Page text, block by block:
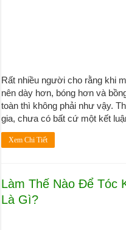
Rất nhiều người cho rằng khi
nên dày hơn, bóng hơn và
toàn thì không phải như vậy.
gia, chưa có bất cứ một kết
Xem Chi Tiết
Làm Thế Nào Để Tóc
Là Gì?